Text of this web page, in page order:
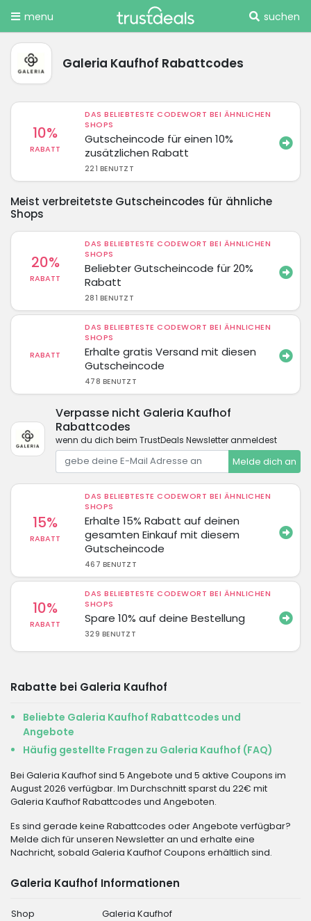
menu suchen
Galeria Kaufhof Rabattcodes
10%
RABATT
DAS BELIEBTESTE CODEWORT BEI ÄHNLICHEN
SHOPS
Gutscheincode für einen 10%
zusätzlichen Rabatt
221 BENUTZT
Meist verbreitetste Gutscheincodes für ähnliche
Shops
20%
RABATT
DAS BELIEBTESTE CODEWORT BEI ÄHNLICHEN
SHOPS
Beliebter Gutscheincode für 20%
Rabatt
281 BENUTZT
RABATT
DAS BELIEBTESTE CODEWORT BEI ÄHNLICHEN
SHOPS
Erhalte gratis Versand mit diesen
Gutscheincode
478 BENUTZT
Verpasse nicht Galeria Kaufhof
Rabattcodes
wenn du dich beim TrustDeals Newsletter anmeldest
Melde dich an
15%
RABATT
DAS BELIEBTESTE CODEWORT BEI ÄHNLICHEN
SHOPS
Erhalte 15% Rabatt auf deinen
gesamten Einkauf mit diesem
Gutscheincode
467 BENUTZT
10%
RABATT
DAS BELIEBTESTE CODEWORT BEI ÄHNLICHEN
SHOPS
Spare 10% auf deine Bestellung
329 BENUTZT
Rabatte bei Galeria Kaufhof
Beliebte Galeria Kaufhof Rabattcodes und
Angebote
Häufig gestellte Fragen zu Galeria Kaufhof (FAQ)
Bei Galeria Kaufhof sind 5 Angebote und 5 aktive Coupons im
August 2026 verfügbar. Im Durchschnitt sparst du 22€ mit
Galeria Kaufhof Rabattcodes und Angeboten.
Es sind gerade keine Rabattcodes oder Angebote verfügbar?
Melde dich für unseren Newsletter an und erhalte eine
Nachricht, sobald Galeria Kaufhof Coupons erhältlich sind.
Galeria Kaufhof Informationen
Shop
Galeria Kaufhof